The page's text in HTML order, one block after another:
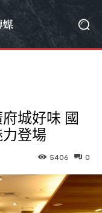
城好味 國
登場
0
5406